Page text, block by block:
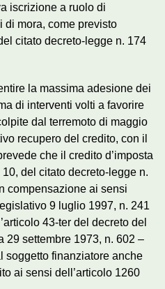
iscrizione a ruolo di
di mora, come previsto
citato decreto-legge n. 174
la massima adesione dei
di interventi volti a favorire
dal terremoto di maggio
recupero del credito, con il
che il credito d’imposta
del citato decreto-legge n.
compensazione ai sensi
9 luglio 1997, n. 241
43-ter del decreto del
29 settembre 1973, n. 602 –
soggetto finanziatore anche
ai sensi dell’articolo 1260